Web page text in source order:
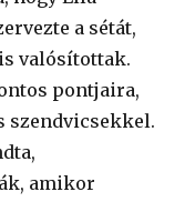
a sétát,
valósítottak.
pontjaira,
szendvicsekkel.
amikor